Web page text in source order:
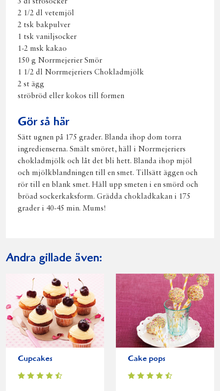
2 1/2 dl vetemjöl
2 tsk bakpulver
1 tsk vaniljsocker
1-2 msk kakao
150 g Norrmejerier Smör
1 1/2 dl Norrmejeriers Chokladmjölk
2 st ägg
ströbröd eller kokos till formen
Gör så här
Sätt ugnen på 175 grader. Blanda ihop dom torra
ingredienserna. Smält smöret, häll i Norrmejeriers
chokladmjölk och låt det bli hett. Blanda ihop mjöl
och mjölkblandningen till en smet. Tillsätt äggen och
rör till en blank smet. Häll upp smeten i en smörd och
bröad sockerkaksform. Grädda chokladkakan i 175
grader i 40-45 min. Mums!
Andra gillade även:
Cupcakes Cake pops